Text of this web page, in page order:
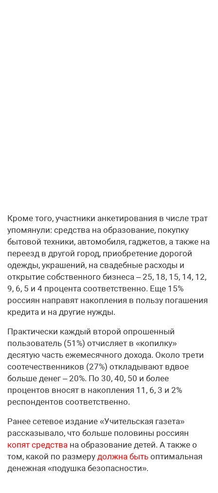
Кроме того, участники анкетирования в числе трат
упомянули: средства на образование, покупку
бытовой техники, автомобиля, гаджетов, а также на
переезд в другой город, приобретение дорогой
одежды, украшений, на свадебные расходы и
открытие собственного бизнеса – 25, 18, 15, 14, 12,
9, 6, 5 и 4 процента соответственно. Еще 15%
россиян направят накопления в пользу погашения
кредита и на другие нужды.
Практически каждый второй опрошенный
пользователь (51%) отчисляет в «копилку»
десятую часть ежемесячного дохода. Около трети
соотечественников (27%) откладывают вдвое
больше денег – 20%. По 30, 40, 50 и более
процентов вносят в накопления 11, 6, 3 и 2%
респондентов соответственно.
Ранее сетевое издание «Учительская газета»
рассказывало, что больше половины россиян
копят средства на образование детей. А также о
том, какой по размеру должна быть оптимальная
денежная «подушка безопасности».